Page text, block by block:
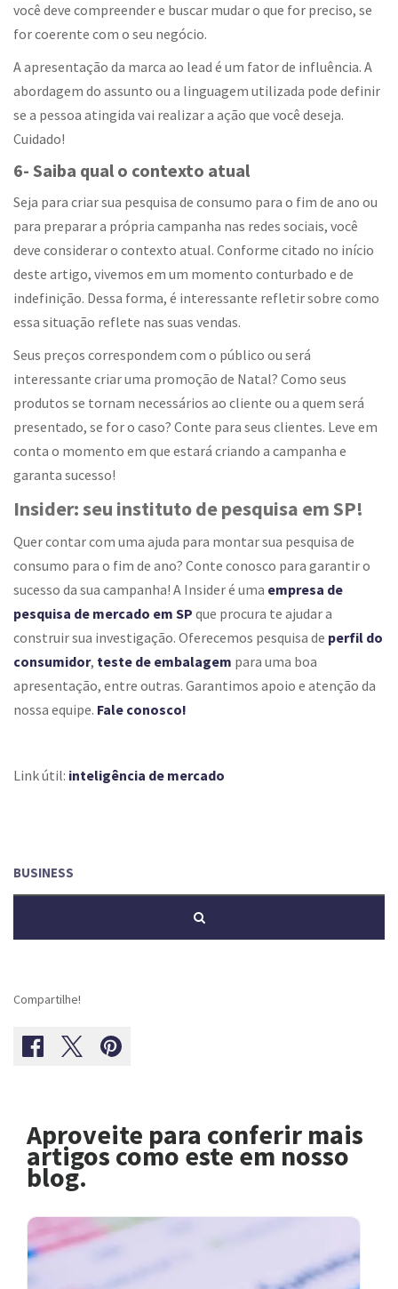
você deve compreender e buscar mudar o que for preciso, se
for coerente com o seu negócio.
A apresentação da marca ao lead é um fator de influência. A
abordagem do assunto ou a linguagem utilizada pode definir
se a pessoa atingida vai realizar a ação que você deseja.
Cuidado!
6- Saiba qual o contexto atual
Seja para criar sua pesquisa de consumo para o fim de ano ou
para preparar a própria campanha nas redes sociais, você
deve considerar o contexto atual. Conforme citado no início
deste artigo, vivemos em um momento conturbado e de
indefinição. Dessa forma, é interessante refletir sobre como
essa situação reflete nas suas vendas.
Seus preços correspondem com o público ou será
interessante criar uma promoção de Natal? Como seus
produtos se tornam necessários ao cliente ou a quem será
presentado, se for o caso? Conte para seus clientes. Leve em
conta o momento em que estará criando a campanha e
garanta sucesso!
Insider: seu instituto de pesquisa em SP!
Quer contar com uma ajuda para montar sua pesquisa de
consumo para o fim de ano? Conte conosco para garantir o
sucesso da sua campanha! A Insider é uma empresa de
pesquisa de mercado em SP que procura te ajudar a
construir sua investigação. Oferecemos pesquisa de perfil do
consumidor, teste de embalagem para uma boa
apresentação, entre outras. Garantimos apoio e atenção da
nossa equipe. Fale conosco!
Link útil: inteligência de mercado
Compartilhe!
Aproveite para conferir mais
artigos como este em nosso
blog.